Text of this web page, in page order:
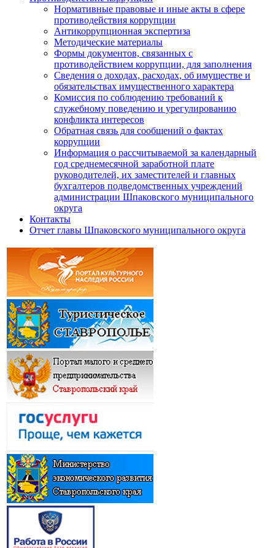
Нормативные правовые и иные акты в сфере
противодействия коррупции
Антикоррупционная экспертиза
Методические материалы
Формы документов, связанных с
противодействием коррупции, для заполнения
Сведения о доходах, расходах, об имуществе и
обязательствах имущественного характера
Комиссия по соблюдению требований к
служебному поведению и урегулированию
конфликта интересов
Обратная связь для сообщений о фактах
коррупции
Информация о рассчитываемой за календарный
год среднемесячной заработной плате
руководителей, их заместителей и главных
бухгалтеров подведомственных учреждений
администрации Шпаковского муниципального
округа
Контакты
Отчет главы Шпаковского муниципального округа